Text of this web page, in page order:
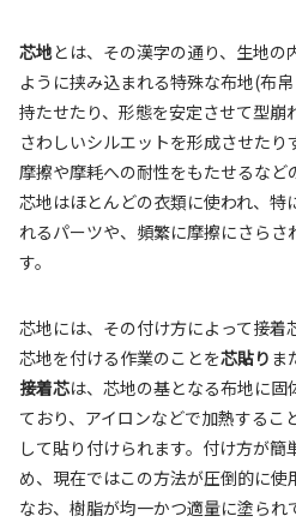
芯地とは、その漢字の通り、生地
ように挟み込まれる特殊な布地(布
持たせたり、形態を安定させて型崩
さわしいシルエットを形成させたり
摩擦や摩耗への耐性をもたせるなど
芯地はほとんどの衣類に使われ、特
れるパーツや、頻繁に摩擦にさらさ
す。
芯地には、その付け方によって接着
芯地を付ける作業のことを芯貼り ま
接着芯は、芯地の基となる布地に
ており、アイロンなどで加熱するこ
して貼り付けられます。付け方が
め、現在ではこの方法が圧倒的に使
なお、樹脂が均一かつ適量に塗られ